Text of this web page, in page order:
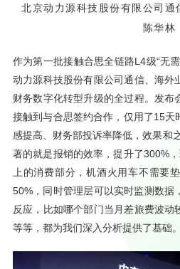
北京动力源科技股份有限公司通
陈华林
作为第一批接触合思全链路L4级“无
动力源科技股份有限公司通信、海外
财务数字化转型升级的全过程。发布
接触到与合思签约合作，仅用了15天
感提高、财务部投诉率降低，效果和
著的就是报销的效率，提升了300%
上的消费部分，机酒火用车不需要
50%，同时管理层可以实时监测数据
反应，比如哪个部门当月差旅费波动
等等，都为我们深入分析提供了基础